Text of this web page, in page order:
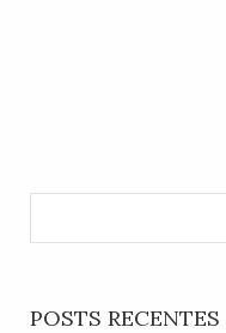
POSTS RECENTES